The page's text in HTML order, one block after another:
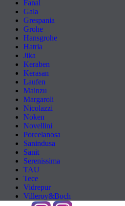
Fanal
Gala
Grespania
Grohe
Hansgrohe
Hatria
Jika
Keraben
Kerasan
Laufen
Mainzu
Margaroli
Nicolazzi
Noken
Novellini
Porcelanosa
Sanindusa
Sanit
Serenissima
TAU
Tece
Vidrepur
Villeroy&Boch